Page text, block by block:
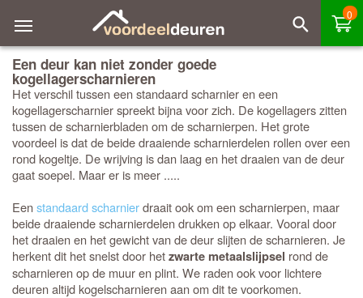
0
Een deur kan niet zonder goede
kogellagerscharnieren
Het verschil tussen een standaard scharnier en een
kogellagerscharnier spreekt bijna voor zich. De kogellagers zitten
tussen de scharnierbladen om de scharnierpen. Het grote
voordeel is dat de beide draaiende scharnierdelen rollen over een
rond kogeltje. De wrijving is dan laag en het draaien van de deur
gaat soepel. Maar er is meer .....
Eenstandaard scharnierdraait ook om een scharnierpen, maar
beide draaiende scharnierdelen drukken op elkaar. Vooral door
het draaien en het gewicht van de deur slijten de scharnieren. Je
herkent dit het snelst door hetzwarte metaalslijpsel rond de
scharnieren op de muur en plint. We raden ook voor lichtere
deuren altijd kogelscharnieren aan om dit te voorkomen.